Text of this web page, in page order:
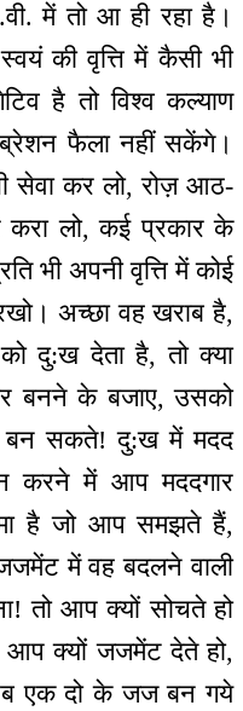
में तो आ ही रहा है।
की वृत्ति में कैसी भी
है तो विश्व कल्याण
फैला नहीं सकेंगे।
सेवा कर लो, रोज़ आठ-
करा लो, कई प्रकार के
भी अपनी वृत्ति में कोई
अच्छा वह खराब है,
दु:ख देता है, तो क्या
बनने के बजाए, उसको
बन सकते! दु:ख में मदद
करने में आप मददगार
है जो आप समझते हैं,
में वह बदलने वाली
तो आप क्यों सोचते हो
आप क्यों जजमेंट देते हो,
एक दो के जज बन गये